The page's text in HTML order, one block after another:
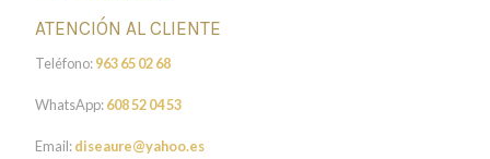
ATENCIÓN AL CLIENTE
Teléfono:963 65 02 68
WhatsApp:608 52 04 53
Email:diseaure@yahoo.es